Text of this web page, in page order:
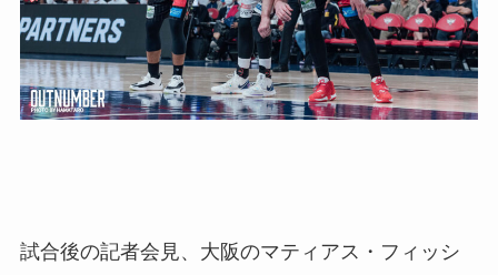
試合後の記者会見、大阪のマティアス・フィッシ